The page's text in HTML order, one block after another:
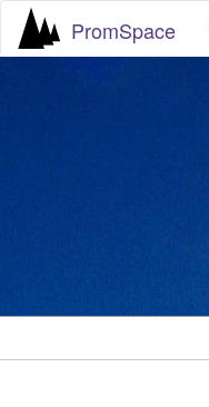
PromSpace